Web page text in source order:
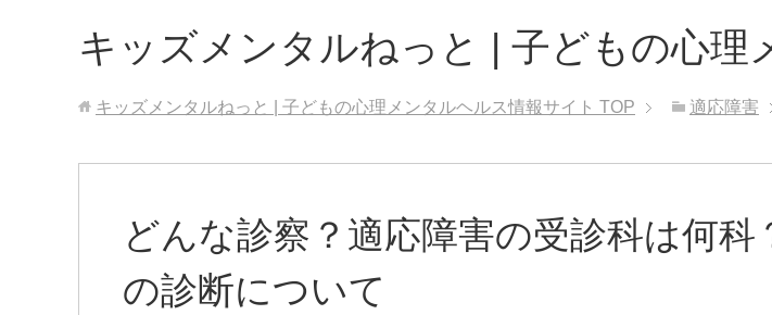
キッズメンタルねっと | 子どもの心理
キッズメンタルねっと | 子どもの心理メンタルヘルス情報サイト TOP 適応障害
どんな診察？適応障害の受診科は何科
の診断について